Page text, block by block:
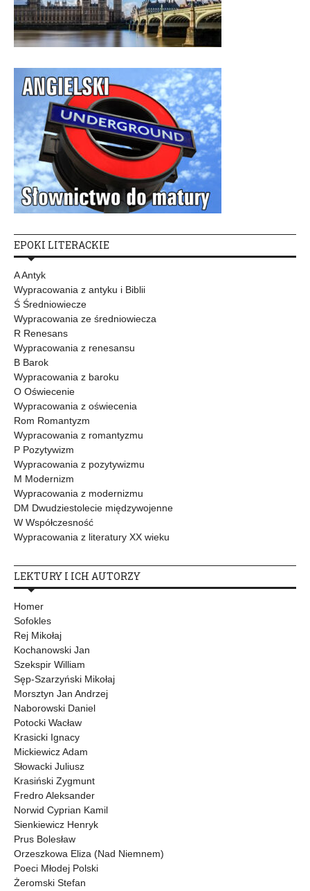
EPOKI LITERACKIE
A Antyk
Wypracowania z antyku i Biblii
Ś Średniowiecze
Wypracowania ze średniowiecza
R Renesans
Wypracowania z renesansu
B Barok
Wypracowania z baroku
O Oświecenie
Wypracowania z oświecenia
Rom Romantyzm
Wypracowania z romantyzmu
P Pozytywizm
Wypracowania z pozytywizmu
M Modernizm
Wypracowania z modernizmu
DM Dwudziestolecie międzywojenne
W Współczesność
Wypracowania z literatury XX wieku
LEKTURY I ICH AUTORZY
Homer
Sofokles
Rej Mikołaj
Kochanowski Jan
Szekspir William
Sęp-Szarzyński Mikołaj
Morsztyn Jan Andrzej
Naborowski Daniel
Potocki Wacław
Krasicki Ignacy
Mickiewicz Adam
Słowacki Juliusz
Krasiński Zygmunt
Fredro Aleksander
Norwid Cyprian Kamil
Sienkiewicz Henryk
Prus Bolesław
Orzeszkowa Eliza (Nad Niemnem)
Poeci Młodej Polski
Żeromski Stefan